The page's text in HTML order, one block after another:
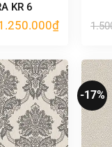
KR 6
₫Giá
hiện
1.250.000₫.
-17%